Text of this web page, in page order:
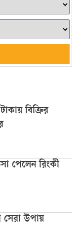
বিক্রির
পেলেন রিংকী
সেরা উপায়